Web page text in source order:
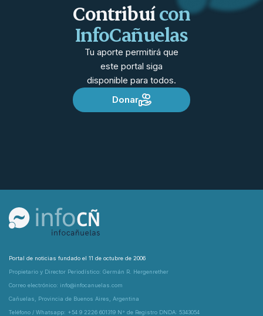
Contribuícon
InfoCañuelas
Tu aporte permitirá que
este portal siga
disponible para todos.
Donar
Portal de noticias fundado el 11 de octubre de 2006
Propietario y Director Periodístico: Germán R. Hergenrether
Correo electrónico: info@infocanuelas.com
Cañuelas, Provincia de Buenos Aires, Argentina
Teléfono / Whatsapp: +54 9 2226 601319 N° de Registro DNDA: 5343054